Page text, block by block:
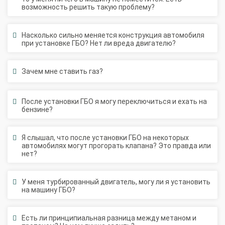
при установке ГБО? Нет ли вреда двигателю?
бензине?
автомобилях могут прогорать клапана? Это правда или
нет?
на машину ГБО?
пропаном? На чем лучше ездить?